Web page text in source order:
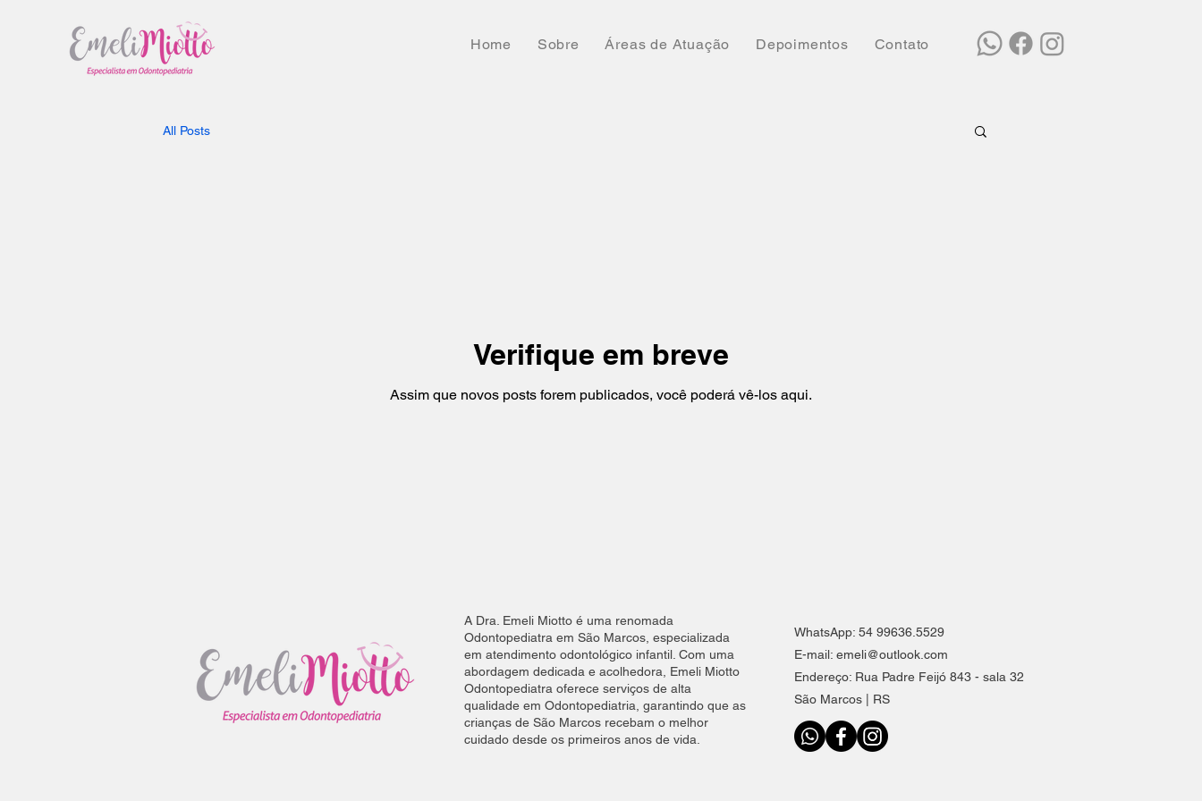
Home Sobre Áreas de Atuação Depoimentos Contato
All Posts
Verifique em breve
Assim que novos posts forem publicados, você poderá vê-los aqui.
A Dra. Emeli Miotto é uma renomada
Odontopediatra em São Marcos, especializada
em atendimento odontológico infantil. Com uma
abordagem dedicada e acolhedora, Emeli Miotto
Odontopediatra oferece serviços de alta
qualidade em Odontopediatria, garantindo que as
crianças de São Marcos recebam o melhor
cuidado desde os primeiros anos de vida.
WhatsApp: 54 99636.5529
E-mail: emeli@outlook.com
Endereço: Rua Padre Feijó 843 - sala 32
São Marcos | RS